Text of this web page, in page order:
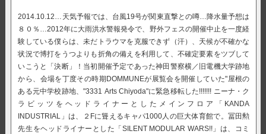
2014.10.12…天気予報では、台風19号が関東直撃との噂…降水量予想は
８０％…2012年に大雨洪水警報発令で、野外フェスの開催中止を一度経
験している僕らは、未だトラウマを克服できず（汗）、天候が不確かな
状況で博打をうつよりも折角の備えを利用して、不確定要素をツブして
いこうと「決断」！当初開催予定であった神田警察横／旧電機大学跡地
から、会場を丁度その時期DOMMUNEが展覧会を開催していた"屋根の
ある元中学校跡地、"3331 Arts Chiyoda"に緊急移転した!!!!!!! ニーナ・ク
ラビッツをヘッドライナーとしたメインフロア「KANDA
INDUSTRIAL」は、２Fに聳えるキャパ1000人の巨大体育館で。冨田勲
先生をヘッドライナーとした「SILENT MODULAR WARS!!」は、コミ